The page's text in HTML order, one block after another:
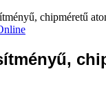
chipméretű